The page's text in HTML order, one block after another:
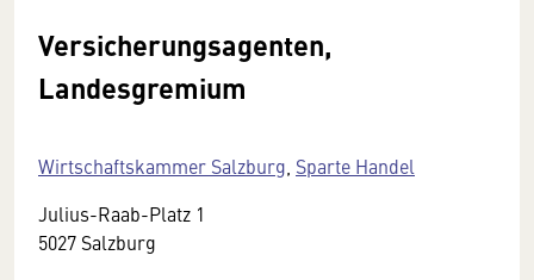
Versicherungsagenten,
Landesgremium
Wirtschaftskammer Salzburg Sparte Handel
Julius-Raab-Platz 1
5027 Salzburg